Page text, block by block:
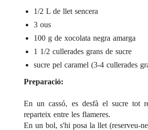
1/2 L de llet sencera
3 ous
100 g de xocolata negra amarga
1 1/2 cullerades grans de sucre
sucre pel caramel (3-4 cullerades
Preparació:
En un cassó, es desfà el sucre tot
reparteix entre les flameres.
En un bol, s'hi posa la llet (reserveu-